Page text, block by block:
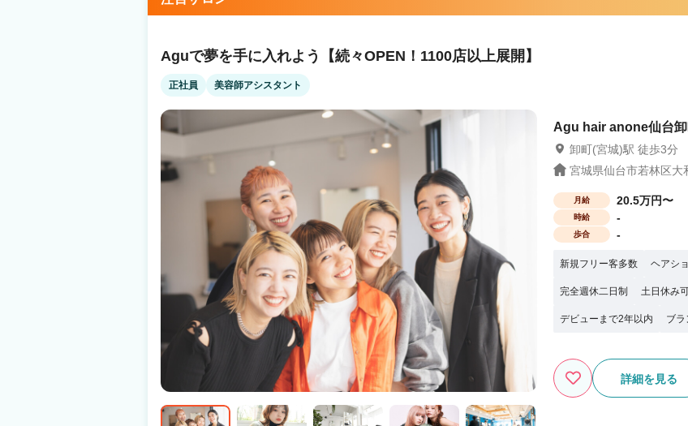
好きな日に休んで、好きな時間に帰宅 10連休を取るスタッフも －二刀流－ フットサ
客は会社の本部が一括対応しているため、顧客0でも問題なく入客できます スタッフ
集客満足度94.4%！ Q.業務委託制度がよく分かっていないです… A.確定申告サポート
もあり、簡単・安全の独自システムを導入 何か困った時には税理士サポートもありま
す Q.病気やトラブルなど何かあった時の収入面って…? A.スタイリストケア制度をご
用意 （出産・育児・病気での休業にともなう保障や、結婚の応援金を支給）※一定条
件あり ☝だから安心！ 当社は2021年11月19日よりグロース市場へ上場 安心・安全の
上場企業サロン ※現時点で美容室経営企業での上場企業は『6社』のみ 報酬はすべて
日払いで【税込の売上】に対してお支払いなど まずは、サロン見学で当社グループの
『リアル』をぜひ知ってください！ あなたの“第一歩”を当社グループは応援していま
す。
Aguで夢を手に入れよう【続々OPEN！1100店以上展開】
正社員 美容師アシスタント
Agu hair anone仙台
卸町(宮城)駅 徒歩3分
宮城県仙台市若林区
月給 20.5万円〜
時給 -
歩合 -
新規フリー客多数 ヘアシ
完全週休二日制 土日休み
デビューまで2年以内 ブラ
詳細を見る